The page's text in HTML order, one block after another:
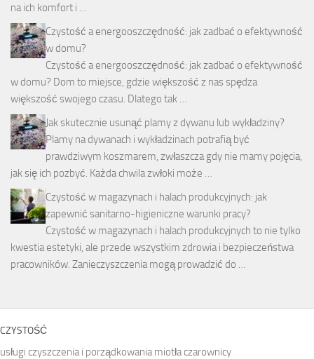
na ich komfort i …
Czystość a energooszczędność: jak zadbać o efektywność
w domu?
Czystość a energooszczędność: jak zadbać o efektywność
w domu? Dom to miejsce, gdzie większość z nas spędza
większość swojego czasu. Dlatego tak …
Jak skutecznie usunąć plamy z dywanu lub wykładziny?
Plamy na dywanach i wykładzinach potrafią być
prawdziwym koszmarem, zwłaszcza gdy nie mamy pojęcia,
jak się ich pozbyć. Każda chwila zwłoki może …
Czystość w magazynach i halach produkcyjnych: jak
zapewnić sanitarno-higieniczne warunki pracy?
Czystość w magazynach i halach produkcyjnych to nie tylko
kwestia estetyki, ale przede wszystkim zdrowia i bezpieczeństwa
pracowników. Zanieczyszczenia mogą prowadzić do …
CZYSTOŚĆ
usługi czyszczenia i porządkowania miotła czarownicy